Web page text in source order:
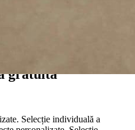
gratuita
Selecție individuală a